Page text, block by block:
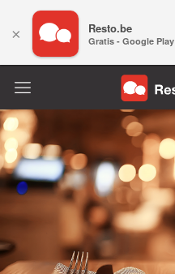
× Resto.be
Gratis - Google Play